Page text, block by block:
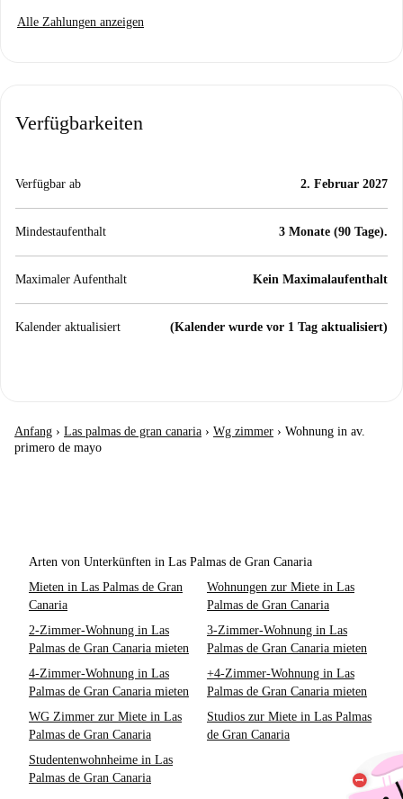
Alle Zahlungen anzeigen
Verfügbarkeiten
Verfügbar ab 2. Februar 2027
Mindestaufenthalt 3 Monate (90 Tage).
Maximaler Aufenthalt Kein Maximalaufenthalt
Kalender aktualisiert (Kalender wurde vor 1 Tag aktualisiert)
Anfang › Las palmas de gran canaria › Wg zimmer › Wohnung in av.
primero de mayo
Arten von Unterkünften in Las Palmas de Gran Canaria
Mieten in Las Palmas de Gran
Canaria
Wohnungen zur Miete in Las
Palmas de Gran Canaria
2-Zimmer-Wohnung in Las
Palmas de Gran Canaria mieten
3-Zimmer-Wohnung in Las
Palmas de Gran Canaria mieten
4-Zimmer-Wohnung in Las
Palmas de Gran Canaria mieten
+4-Zimmer-Wohnung in Las
Palmas de Gran Canaria mieten
WG Zimmer zur Miete in Las
Palmas de Gran Canaria
Studios zur Miete in Las Palmas
de Gran Canaria
Studentenwohnheime in Las
Palmas de Gran Canaria